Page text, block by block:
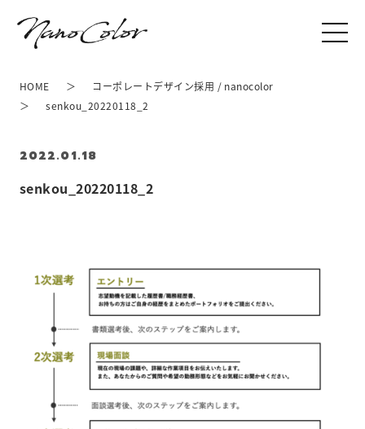
senkou_20220118_2
2022.01.18
HOME
コーポレートデザイン採用 / nanocolor
senkou_20220118_2